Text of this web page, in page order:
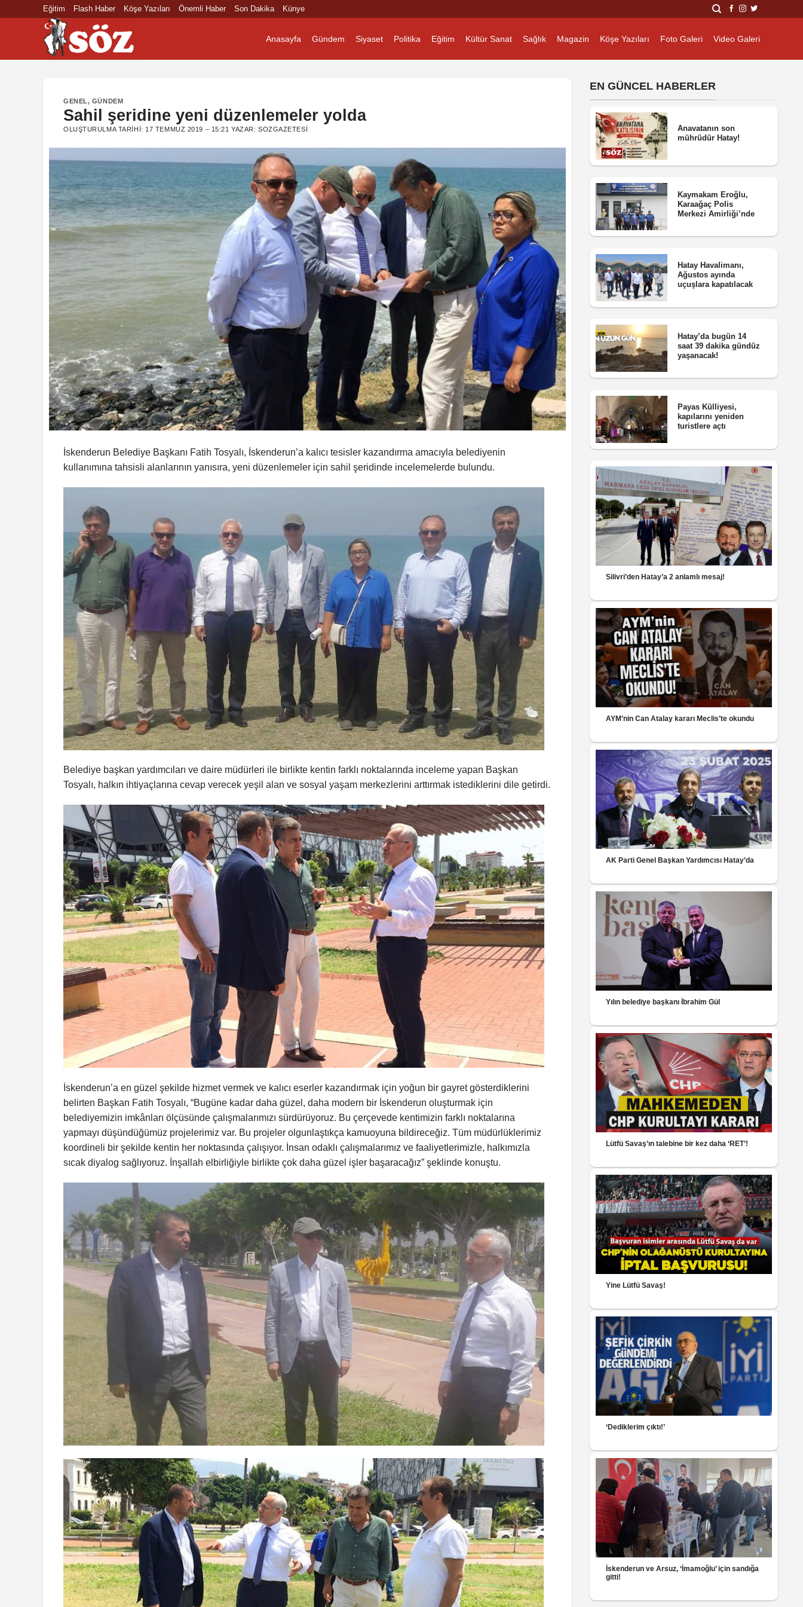
Eğitim Flash Haber Köşe Yazıları Önemli Haber Son Dakika Künye
Anasayfa Gündem Siyaset Politika Eğitim Kültür Sanat Sağlık Magazin Köşe Yazıları Foto Galeri Video Galeri
GENEL, GÜNDEM
Sahil şeridine yeni düzenlemeler yolda
OLUŞTURULMA TARIHI: 17 TEMMUZ 2019 – 15:21 YAZAR:SOZGAZETESI
İskenderun Belediye Başkanı Fatih Tosyalı, İskenderun’a kalıcı tesisler kazandırma amacıyla belediyenin
kullanımına tahsisli alanlarının yanısıra, yeni düzenlemeler için sahil şeridinde incelemelerde bulundu.
Belediye başkan yardımcıları ve daire müdürleri ile birlikte kentin farklı noktalarında inceleme yapan Başkan
Tosyalı, halkın ihtiyaçlarına cevap verecek yeşil alan ve sosyal yaşam merkezlerini arttırmak istediklerini dile getirdi.
İskenderun’a en güzel şekilde hizmet vermek ve kalıcı eserler kazandırmak için yoğun bir gayret gösterdiklerini
belirten Başkan Fatih Tosyalı, “Bugüne kadar daha güzel, daha modern bir İskenderun oluşturmak için
belediyemizin imkânları ölçüsünde çalışmalarımızı sürdürüyoruz. Bu çerçevede kentimizin farklı noktalarına
yapmayı düşündüğümüz projelerimiz var. Bu projeler olgunlaştıkça kamuoyuna bildireceğiz. Tüm müdürlüklerimiz
koordineli bir şekilde kentin her noktasında çalışıyor. İnsan odaklı çalışmalarımız ve faaliyetlerimizle, halkımızla
sıcak diyalog sağlıyoruz. İnşallah elbirliğiyle birlikte çok daha güzel işler başaracağız” şeklinde konuştu.
EN GÜNCEL HABERLER
Anavatanın son
mührüdür Hatay!
Kaymakam Eroğlu,
Karaağaç Polis
Merkezi Amirliği’nde
Hatay Havalimanı,
Ağustos ayında
uçuşlara kapatılacak
Hatay’da bugün 14
saat 39 dakika gündüz
yaşanacak!
Payas Külliyesi,
kapılarını yeniden
turistlere açtı
Silivri’den Hatay’a 2 anlamlı mesaj!
AYM’nin Can Atalay kararı Meclis’te okundu
AK Parti Genel Başkan Yardımcısı Hatay’da
Yılın belediye başkanı İbrahim Gül
Lütfü Savaş’ın talebine bir kez daha ‘RET’!
Yine Lütfü Savaş!
‘Dediklerim çıktı!’
İskenderun ve Arsuz, ‘İmamoğlu’ için sandığa
gitti!